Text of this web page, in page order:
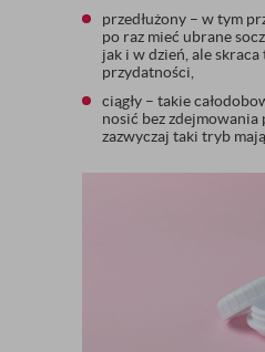
przedłużony – w tym
po raz mieć ubrane
jak i w dzień, ale skraca
przydatności,
ciągły – takie
nosić bez zdejmowania
zazwyczaj taki tryb